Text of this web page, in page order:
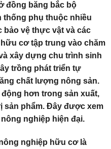
đồng băng bắc bộ
thống phụ thuộc nhiều
bảo vệ thực vật và các
cơ tập trung vào chăm
xây dựng chu trình sinh
trồng phát triển tự
chất lượng nông sản.
hơn trong sản xuất,
sản phẩm. Đây được xem
nghiệp hiện đại.
nghiệp hữu cơ là